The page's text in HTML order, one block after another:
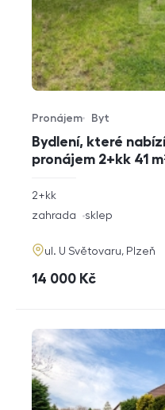
Bydlení, které
pronájem 2+kk 41
Typ nabídky
Pronájem
Typ nemovitosti
Byt
rozměry
2+kk
funkce
zahrada sklep
adresa
ul. U Světovaru, Plzeň
cena
14 000 Kč